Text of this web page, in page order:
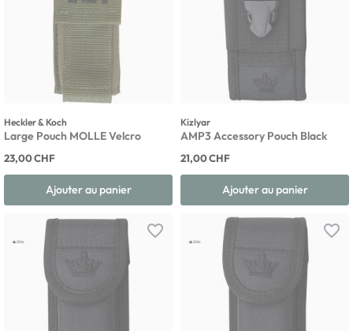
Heckler & Koch
Large Pouch MOLLE Velcro
23,00 CHF
Ajouter au panier
Kizlyar
AMP3 Accessory Pouch Black
21,00 CHF
Ajouter au panier
favorite_border favorite_border